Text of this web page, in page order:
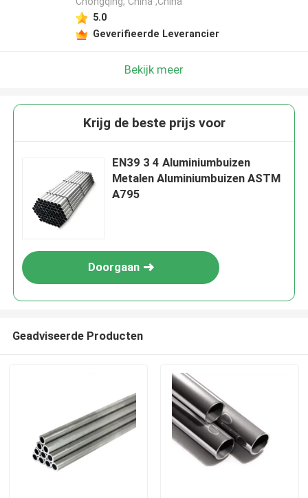
5.0
Geverifieerde Leverancier
Bekijk meer
Krijg de beste prijs voor
EN39 3 4 Aluminiumbuizen
Metalen Aluminiumbuizen ASTM
A795
Doorgaan
Geadviseerde Producten